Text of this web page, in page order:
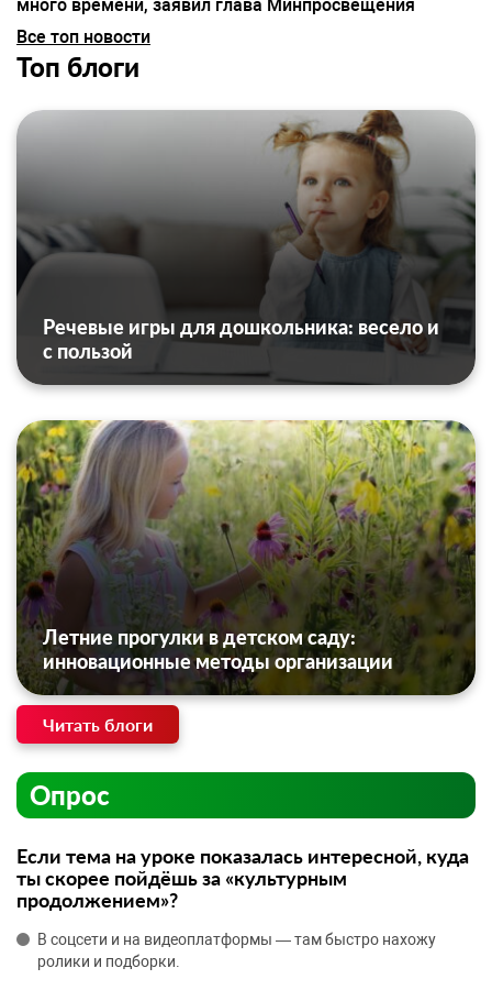
много времени, заявил глава Минпросвещения
Все топ новости
Топ блоги
Речевые игры для дошкольника: весело и
с пользой
Летние прогулки в детском саду:
инновационные методы организации
Читать блоги
Опрос
Если тема на уроке показалась интересной, куда
ты скорее пойдёшь за «культурным
продолжением»?
В соцсети и на видеоплатформы — там быстро нахожу
ролики и подборки.